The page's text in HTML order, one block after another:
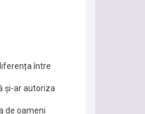
între
și-ar autoriza
de oameni